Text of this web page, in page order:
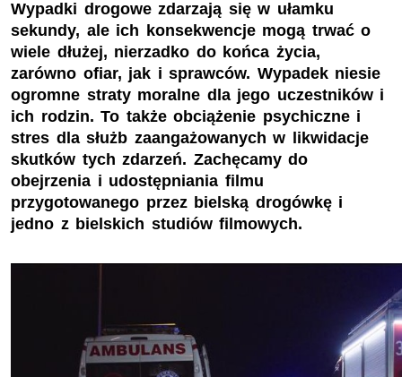
Wypadki drogowe zdarzają się w ułamku
sekundy, ale ich konsekwencje mogą trwać o
wiele dłużej, nierzadko do końca życia,
zarówno ofiar, jak i sprawców. Wypadek niesie
ogromne straty moralne dla jego uczestników i
ich rodzin. To także obciążenie psychiczne i
stres dla służb zaangażowanych w likwidacje
skutków tych zdarzeń. Zachęcamy do
obejrzenia i udostępniania filmu
przygotowanego przez bielską drogówkę i
jedno z bielskich studiów filmowych.